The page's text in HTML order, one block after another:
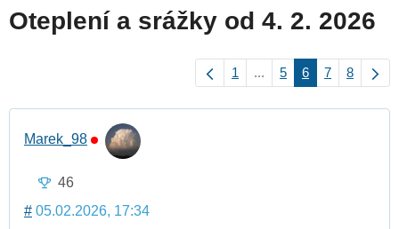
Oteplení a srážky od 4. 2. 2026
1 ... 5 6 7 8
Marek_98
46
# 05.02.2026, 17:34